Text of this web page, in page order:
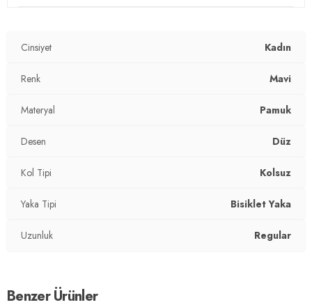
2DY5864019.2565
Cinsiyet Kadın
Renk Mavi
Materyal Pamuk
Desen Düz
Kol Tipi Kolsuz
Yaka Tipi Bisiklet Yaka
Uzunluk Regular
Benzer Ürünler